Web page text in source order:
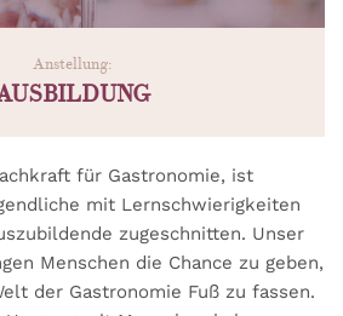
Anstellung:
für Gastronomie, ist
mit Lernschwierigkeiten
zugeschnitten. Unser
Menschen die Chance zu geben,
der Gastronomie Fuß zu fassen.